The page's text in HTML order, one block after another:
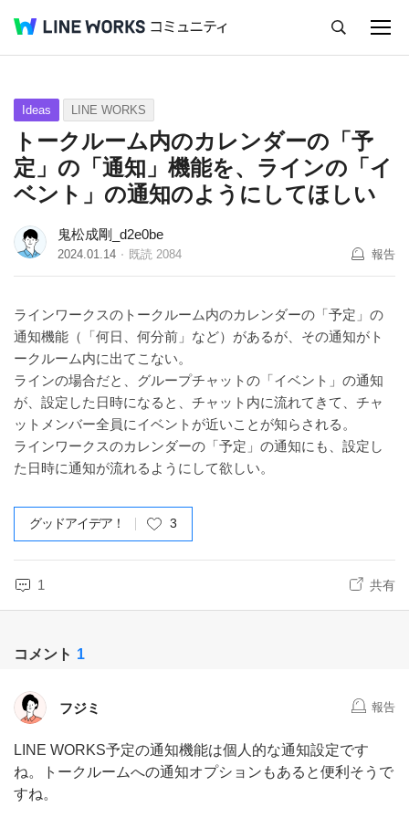
Q&A Tips Ideas
Ideas LINE WORKS
トークルーム内のカレンダーの「予
定」の「通知」機能を、ラインの「イ
ベント」の通知のようにしてほしい
鬼松成剛_d2e0be
2024.01.14 既読 2084 報告
ラインワークスのトークルーム内のカレンダーの「予定」の
通知機能（「何日、何分前」など）があるが、その通知がト
ークルーム内に出てこない。
ラインの場合だと、グループチャットの「イベント」の通知
が、設定した日時になると、チャット内に流れてきて、チャ
ットメンバー全員にイベントが近いことが知らされる。
ラインワークスのカレンダーの「予定」の通知にも、設定し
た日時に通知が流れるようにして欲しい。
グッドアイデア！ 3
1 共有
コメント 1
フジミ 報告
LINE WORKS予定の通知機能は個人的な通知設定です
ね。トークルームへの通知オプションもあると便利そうで
すね。